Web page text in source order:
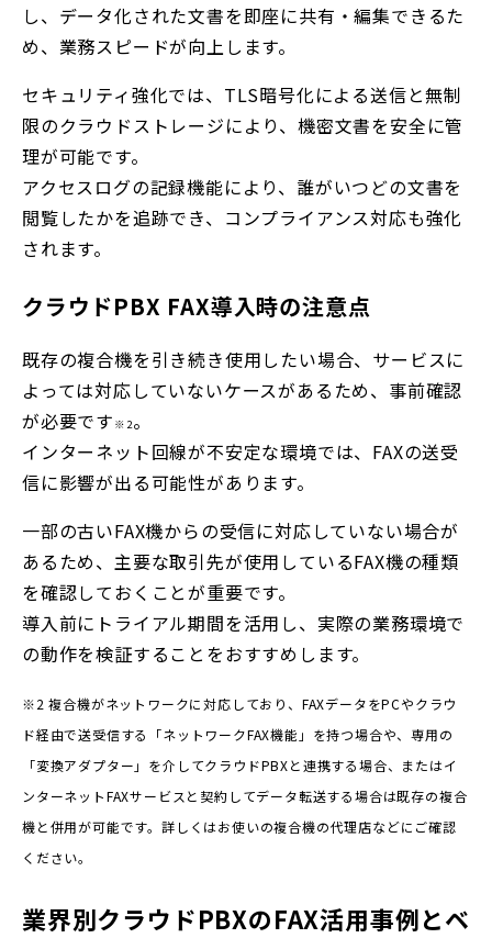
し、データ化された文書を即座に共有・編集できるた
め、業務スピードが向上します。
セキュリティ強化では、TLS暗号化による送信と無制
限のクラウドストレージにより、機密文書を安全に管
理が可能です。
アクセスログの記録機能により、誰がいつどの文書を
閲覧したかを追跡でき、コンプライアンス対応も強化
されます。
クラウドPBX FAX導入時の注意点
既存の複合機を引き続き使用したい場合、サービスに
よっては対応していないケースがあるため、事前確認
が必要です ※2。
インターネット回線が不安定な環境では、FAXの送受
信に影響が出る可能性があります。
一部の古いFAX機からの受信に対応していない場合が
あるため、主要な取引先が使用しているFAX機の種類
を確認しておくことが重要です。
導入前にトライアル期間を活用し、実際の業務環境で
の動作を検証することをおすすめします。
※2複合機がネットワークに対応しており、FAXデータをPCやクラウ
ド経由で送受信する「ネットワークFAX機能」を持つ場合や、専用の
「変換アダプター」を介してクラウドPBXと連携する場合、またはイ
ンターネットFAXサービスと契約してデータ転送する場合は既存の複合
機と併用が可能です。詳しくはお使いの複合機の代理店などにご確認
ください。
業界別クラウドPBXのFAX活用事例とベ